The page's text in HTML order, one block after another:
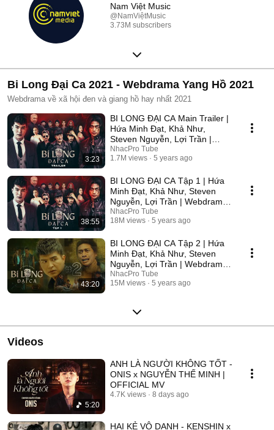
Nam Việt Music
@NamViệtMusic
3.73M subscribers
Bi Long Đại Ca 2021 - Webdrama Yang Hồ 2021
Webdrama về xã hội đen và giang hồ hay nhất 2021
3:23
BI LONG ĐẠI CA Main Trailer |
Hứa Minh Đạt, Khả Như,
Steven Nguyễn, Lợi Trần |
Webdrama Yang Hồ 2021
NhacPro Tube
1.7M views
5 years ago
38:55
BI LONG ĐẠI CA Tập 1 | Hứa
Minh Đạt, Khả Như, Steven
Nguyễn, Lợi Trần | Webdrama
Yang Hồ 2021
NhacPro Tube
18M views
5 years ago
43:20
BI LONG ĐẠI CA Tập 2 | Hứa
Minh Đạt, Khả Như, Steven
Nguyễn, Lợi Trần | Webdrama
Yang Hồ 2021
NhacPro Tube
15M views
5 years ago
Videos
5:20
ANH LÀ NGƯỜI KHÔNG TỐT -
ONIS x NGUYỄN THẾ MINH |
OFFICIAL MV
4.7K views 8 days ago
HAI KẺ VÔ DANH - KENSHIN x